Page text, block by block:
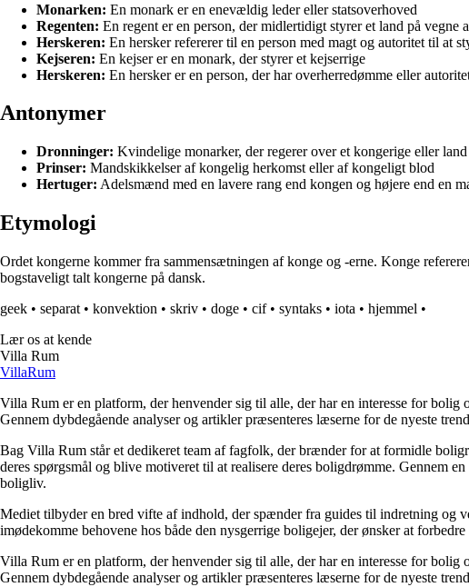
Monarken: En monark er en enevældig leder eller statsoverhoved
Regenten: En regent er en person, der midlertidigt styrer et land på vegne
Herskeren: En hersker refererer til en person med magt og autoritet til at
Kejseren: En kejser er en monark, der styrer et kejserrige
Herskeren: En hersker er en person, der har overherredømme eller
Antonymer
Dronninger: Kvindelige monarker, der regerer over et kongerige eller land
Prinser: Mandskikkelser af kongelig herkomst eller af kongeligt blod
Hertuger: Adelsmænd med en lavere rang end kongen og højere end en
Etymologi
Ordet kongerne kommer fra sammensætningen af konge og -erne. Konge
bogstaveligt talt kongerne på dansk.
geek • separat • konvektion • skriv • doge • cif• syntaks • iota • hjemmel •
Lær os at kende
Villa Rum
VillaRum
Villa Rum er en platform, der henvender sig til alle, der har en interesse for
Gennem dybdegående analyser og artikler præsenteres læserne for de nyeste
Bag Villa Rum står et dedikeret team af fagfolk, der brænder for at formidle
deres spørgsmål og blive motiveret til at realisere deres boligdrømme. Gennem
boligliv.
Mediet tilbyder en bred vifte af indhold, der spænder fra guides til indretning og
imødekomme behovene hos både den nysgerrige boligejer, der ønsker at
Villa Rum er en platform, der henvender sig til alle, der har en interesse for
Gennem dybdegående analyser og artikler præsenteres læserne for de nyeste